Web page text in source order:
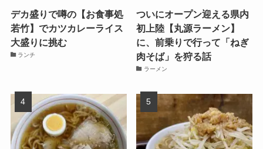
デカ盛りで噂の【お食事処
若竹】でカツカレーライス
大盛りに挑む
ランチ
ついにオープン迎える県内
初上陸【丸源ラーメン】
に、前乗りで行って「ねぎ
肉そば」を狩る話
ラーメン